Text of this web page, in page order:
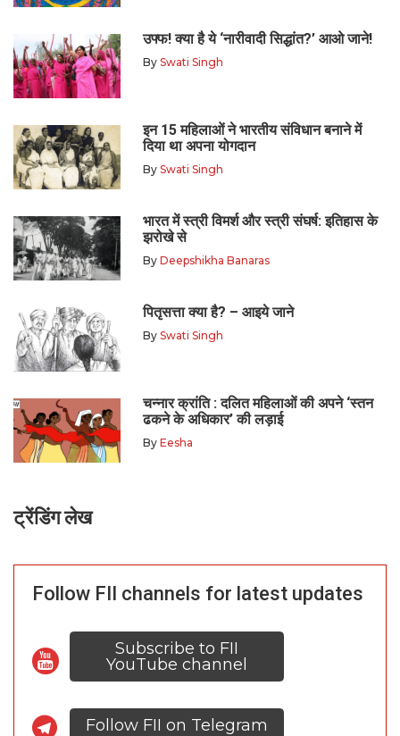
उफ्फ! क्या है ये ‘नारीवादी सिद्धांत?’ आओ जाने!
By Swati Singh
इन 15 महिलाओं ने भारतीय संविधान बनाने में
दिया था अपना योगदान
By Swati Singh
भारत में स्त्री विमर्श और स्त्री संघर्ष: इतिहास के
झरोखे से
By Deepshikha Banaras
पितृसत्ता क्या है? – आइये जाने
By Swati Singh
चन्नार क्रांति : दलित महिलाओं की अपने ‘स्तन
ढकने के अधिकार’ की लड़ाई
By Eesha
ट्रेंडिंग लेख
Follow FII channels for latest updates
Subscribe to FII
YouTube channel
Follow FII on Telegram